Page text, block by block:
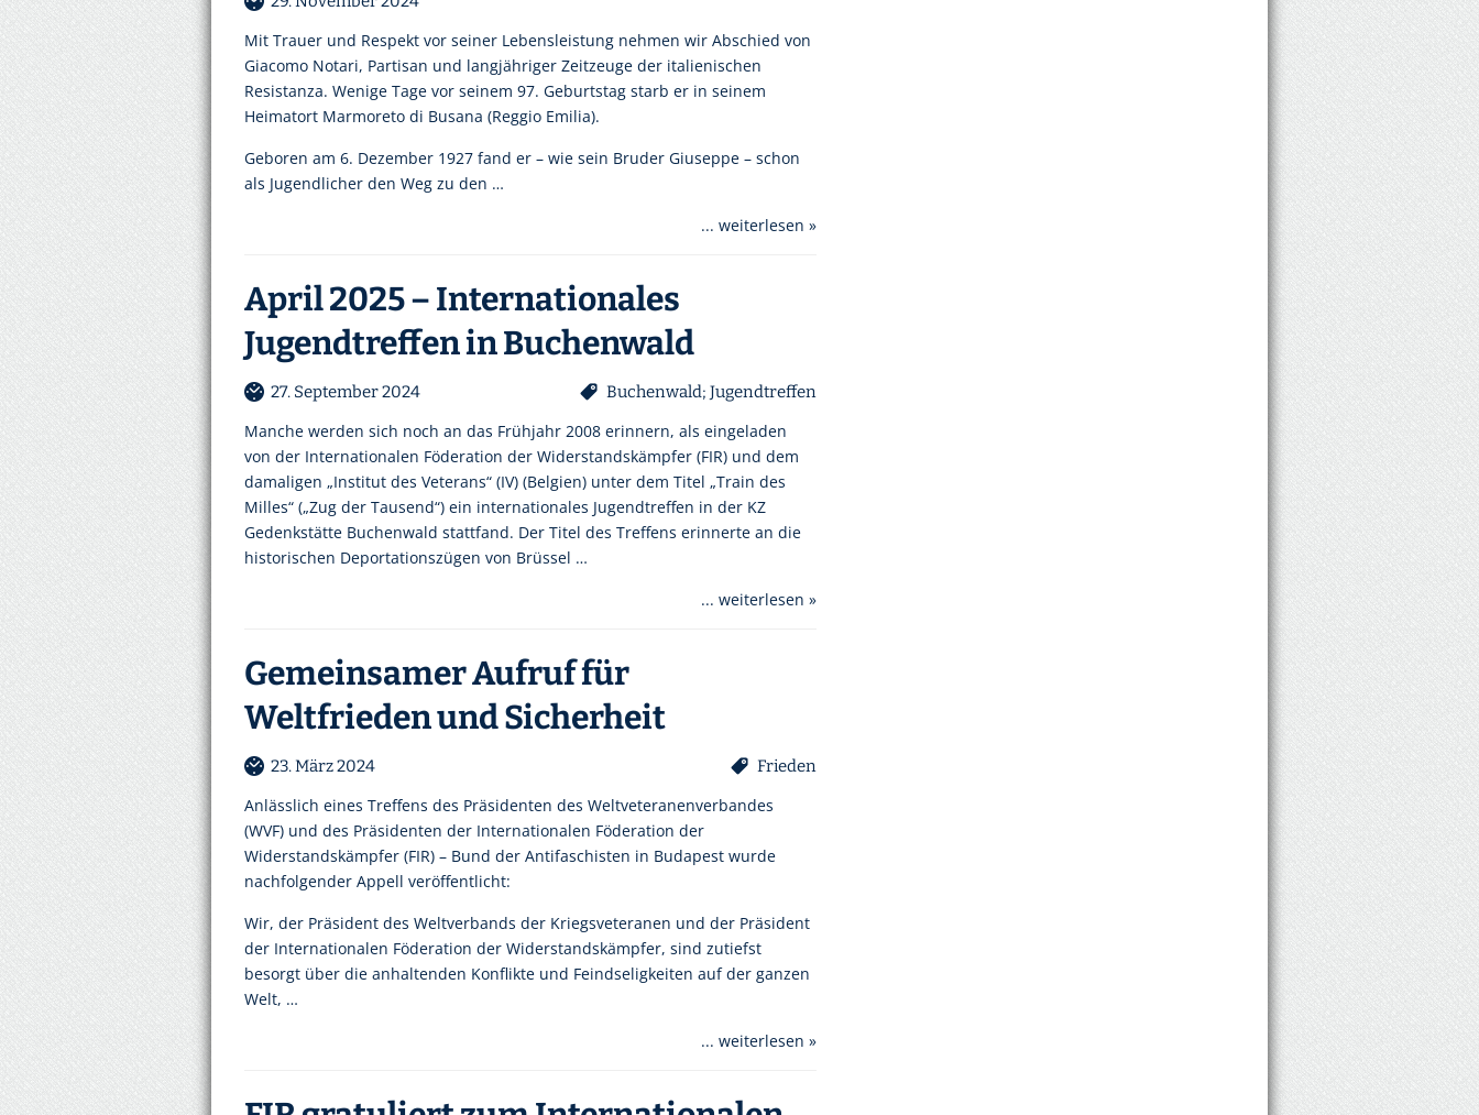
Mit Trauer und Respekt vor seiner Lebensleistung nehmen wir Abschied von
Giacomo Notari, Partisan und langjähriger Zeitzeuge der italienischen
Resistanza. Wenige Tage vor seinem 97. Geburtstag starb er in seinem
Heimatort Marmoreto di Busana (Reggio Emilia).
Geboren am 6. Dezember 1927 fand er – wie sein Bruder Giuseppe – schon
als Jugendlicher den Weg zu den …
... weiterlesen »
April 2025 – Internationales
Jugendtreffen in Buchenwald
27. September 2024 Buchenwald; Jugendtreffen
Manche werden sich noch an das Frühjahr 2008 erinnern, als eingeladen
von der Internationalen Föderation der Widerstandskämpfer (FIR) und dem
damaligen „Institut des Veterans“ (IV) (Belgien) unter dem Titel „Train des
Milles“ („Zug der Tausend“) ein internationales Jugendtreffen in der KZ
Gedenkstätte Buchenwald stattfand. Der Titel des Treffens erinnerte an die
historischen Deportationszügen von Brüssel …
... weiterlesen »
Gemeinsamer Aufruf für
Weltfrieden und Sicherheit
23. März 2024 Frieden
Anlässlich eines Treffens des Präsidenten des Weltveteranenverbandes
(WVF) und des Präsidenten der Internationalen Föderation der
Widerstandskämpfer (FIR) – Bund der Antifaschisten in Budapest wurde
nachfolgender Appell veröffentlicht:
Wir, der Präsident des Weltverbands der Kriegsveteranen und der Präsident
der Internationalen Föderation der Widerstandskämpfer, sind zutiefst
besorgt über die anhaltenden Konflikte und Feindseligkeiten auf der ganzen
Welt, …
... weiterlesen »